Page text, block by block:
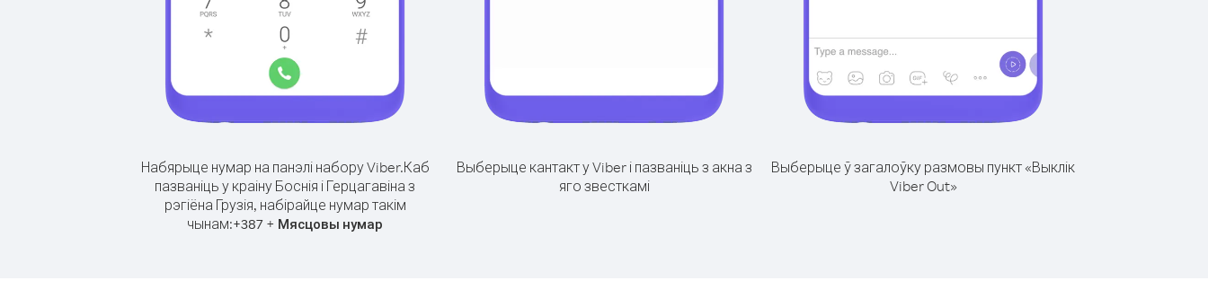
Набярыце нумар на панэлі набору Viber.Каб
пазваніць у краіну Боснія і Герцагавіна з
рэгіёна Грузія, набірайце нумар такім
чынам:+387 + Мясцовы нумар
Выберыце кантакт у Viber і пазваніць з акна з
яго звесткамі
Выберыце ў загалоўку размовы пункт «Выклік
Viber Out»